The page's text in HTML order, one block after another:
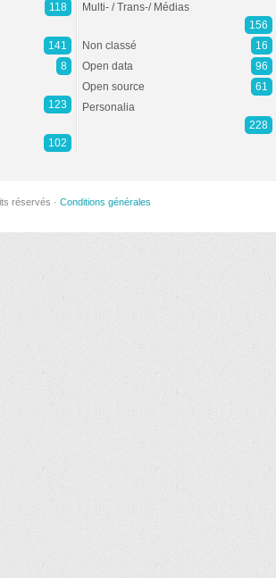
118
141
8
123
102
Multi- / Trans-/ Médias
156
Non classé
16
Open data
96
Open source
61
Personalia
228
réservés · Conditions générales